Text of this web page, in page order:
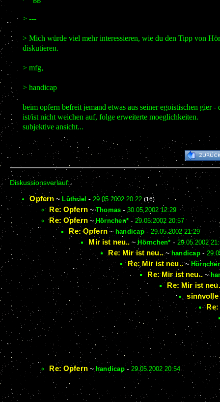
> ---
> Mich würde viel mehr interessieren, wie du den Tipp von
diskutieren.
> mfg,
> handicap
beim opfern befreit jemand etwas aus seiner egoistischen
ist/ist nicht weichen auf, folge erweiterte moeglichkeiten.
subjektive ansicht...
Diskussionsverlauf:
Opfern ~ Lûthriel - 29.05.2002 20:22 (16)
Re: Opfern~Thomas -30.05.2002 12:29
Re: Opfern~ Hörnchen* - 29.05.2002 20:57
Re: Opfern~handicap- 29.05.2002 21:29
Mir ist neu..~ Hörnchen* - 29.05.2002
Re: Mir ist neu..~ handicap -
Re: Mir ist neu..~
Re: Mir ist neu..~
Re: Mir ist
sinnvolle
Re: Opfern~ handicap- 29.05.2002 20:54